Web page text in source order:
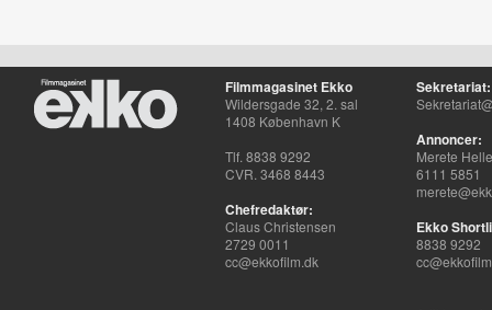
Filmmagasinet Ekko
Wildersgade 32, 2. sal
1408 København K
Tlf. 8838 9292
CVR. 3468 8443
Chefredaktør:
Claus Christensen
2729 0011
cc@ekkofilm.dk
Sekretariat:
Annoncer:
Merete
6111 5851
Ekko
8838 9292